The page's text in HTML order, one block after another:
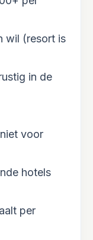
wil (resort is
in de
voor
hotels
per